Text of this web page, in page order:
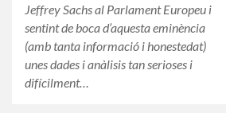
Jeffrey Sachs al Parlament Europeu i
sentint de boca d’aquesta eminència
(amb tanta informació i honestedat)
unes dades i anàlisis tan serioses i
difícilment…